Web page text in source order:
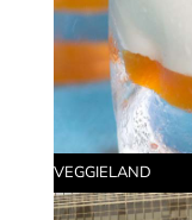
VEGGIELAND